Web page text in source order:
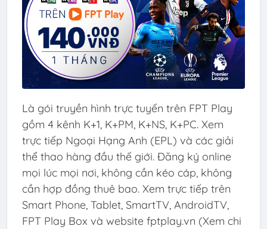
Là gói truyền hình trực tuyến trên FPT Play
gồm 4 kênh K+1, K+PM, K+NS, K+PC. Xem
trực tiếp Ngoại Hạng Anh (EPL) và các giải
thể thao hàng đầu thế giới. Đăng ký online
mọi lúc mọi nơi, không cần kéo cáp, không
cần hợp đồng thuê bao. Xem trực tiếp trên
Smart Phone, Tablet, SmartTV, AndroidTV,
FPT Play Box và website fptplay.vn (Xem chi